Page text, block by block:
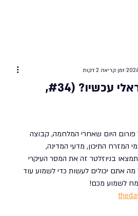
מה האינטרס הישראלי עכשיו? (#34,
זמן קריאה 2 דקות
פורום היום שאחרי המלחמה, קבוצה
המזרח התיכון, מדעי המדינה,
בניוזלטר זה את המסר העיקרי
אתם יכולים לעשות כדי לשמוע עוד
לשמוע מכם!